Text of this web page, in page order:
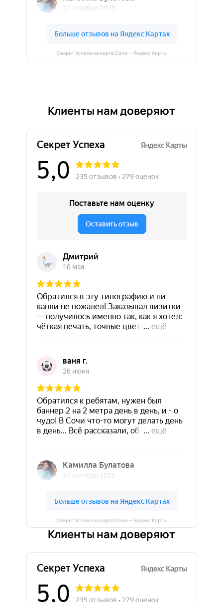
Секрет Успеха на карте Сочи — Яндекс Карты
Клиенты нам доверяют
Секрет Успеха на карте Сочи — Яндекс Карты
Клиенты нам доверяют